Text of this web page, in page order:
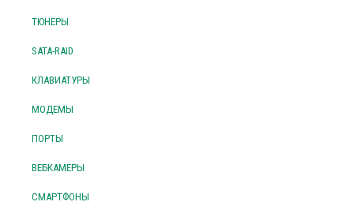
ТЮНЕРЫ
SATA-RAID
КЛАВИАТУРЫ
МОДЕМЫ
ПОРТЫ
ВЕБКАМЕРЫ
СМАРТФОНЫ